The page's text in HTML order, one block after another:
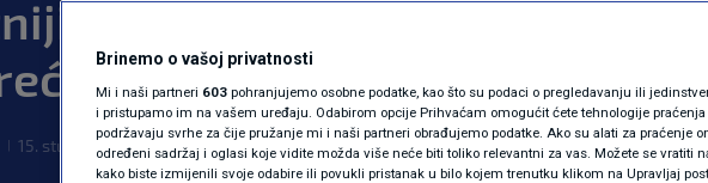
MAGAZIN
KOLUMNE
N1(DIS)INFO
čovjek na svijetu otkrio
15. stu. 2022. 08:20 SVIJET 0 komentara
Brinemo o vašoj privatnosti
Mi i naši partneri 603 pohranjujemo osobne podatke, kao što su podaci o pregledavanju ili
i pristupamo im na vašem uređaju. Odabirom opcije Prihvaćam omogućit ćete tehnologije praćenja
podržavaju svrhe za čije pružanje mi i naši partneri obrađujemo podatke. Ako su alati za praćenje
određeni sadržaj i oglasi koje vidite možda više neće biti toliko relevantni za vas. Možete se vratiti
kako biste izmijenili svoje odabire ili povukli pristanak u bilo kojem trenutku klikom na Upravljaj